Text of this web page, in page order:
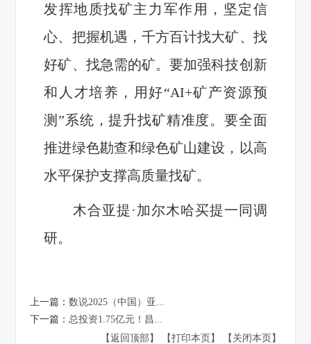
发挥地质找矿主力军作用，坚定信
心、把握机遇，千方百计找大矿、找
好矿、找急需的矿。要加强科技创新
和人才培养，用好“AI+矿产资源预
测”系统，提升找矿精准度。要全面
推进绿色勘查和绿色矿山建设，以高
水平保护支撑高质量找矿。
木合亚提·加尔木哈买提一同调
研。
上一篇：数说2025（中国）亚...
下一篇： 总投资1.75亿元！昌...
【返回顶部】
【打印本页】 【关闭本页】